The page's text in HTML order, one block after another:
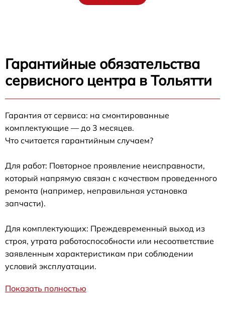
Гарантийные обязательства
сервисного центра в Тольятти
Гарантия от сервиса: на смонтированные
комплектующие — до 3 месяцев.
Что считается гарантийным случаем?
Для работ: Повторное проявление неисправности,
который напрямую связан с качеством проведенного
ремонта (например, неправильная установка
запчасти).
Для комплектующих: Преждевременный выход из
строя, утрата работоспособности или несоответствие
заявленным характеристикам при соблюдении
условий эксплуатации.
Показать полностью